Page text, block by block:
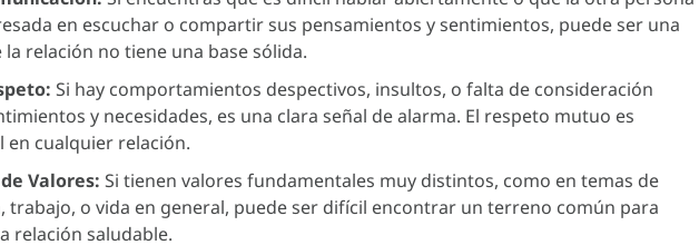
en escuchar o compartir sus pensamientos y sentimientos, puede ser una
la relación no tiene una base sólida.
Si hay comportamientos despectivos, insultos, o falta de consideración
y necesidades, es una clara señal de alarma. El respeto mutuo es
cualquier relación.
Valores: Si tienen valores fundamentales muy distintos, como en temas de
trabajo, o vida en general, puede ser difícil encontrar un terreno común para
relación saludable.